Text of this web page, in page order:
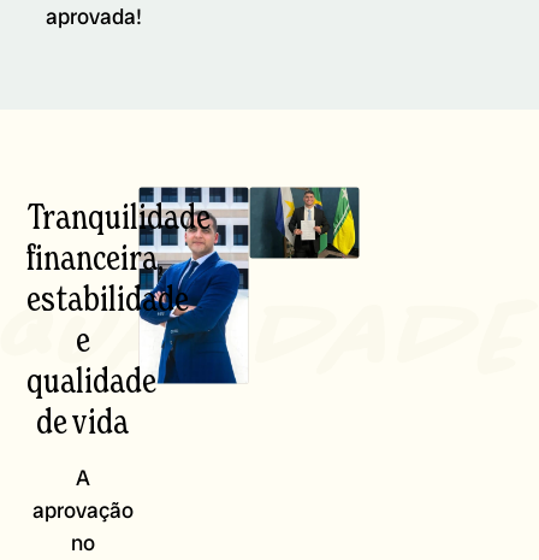
aprovada!
Tranquilidade
financeira,
estabilidade
e
qualidade
de vida
A
aprovação
no